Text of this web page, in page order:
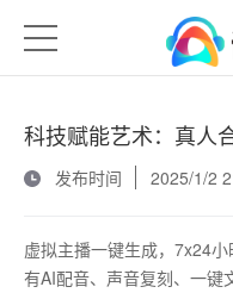
科技赋能艺术：真人
发布时间
2025/1/2
虚拟主播一键生成，7x24
有AI配音、声音复刻、一键